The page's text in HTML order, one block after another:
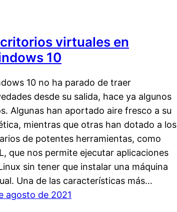
virtuales en
10
10 no ha parado de traer
desde su salida, hace ya algunos
Algunas han aportado aire fresco a su
mientras que otras han dotado a los
de potentes herramientas, como
que nos permite ejecutar aplicaciones
sin tener que instalar una máquina
Una de las características más…
agosto de 2021